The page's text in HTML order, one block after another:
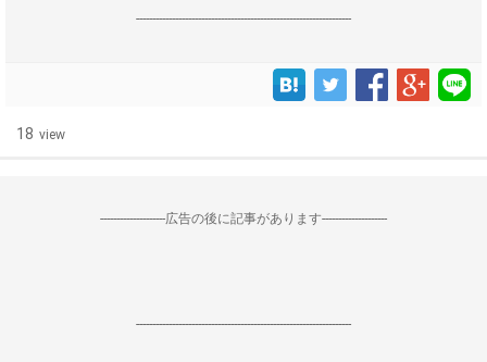
------------------------------------------------------------------
18 view
--------------------広告の後に記事があります--------------------
------------------------------------------------------------------